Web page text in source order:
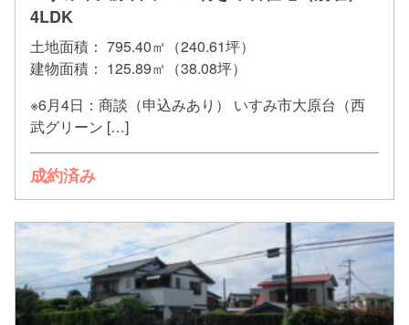
4LDK
土地面積： 795.40㎡（240.61坪）
建物面積： 125.89㎡（38.08坪）
※6月4日：商談（申込みあり） いすみ市大原台（西
武グリーン […]
成約済み